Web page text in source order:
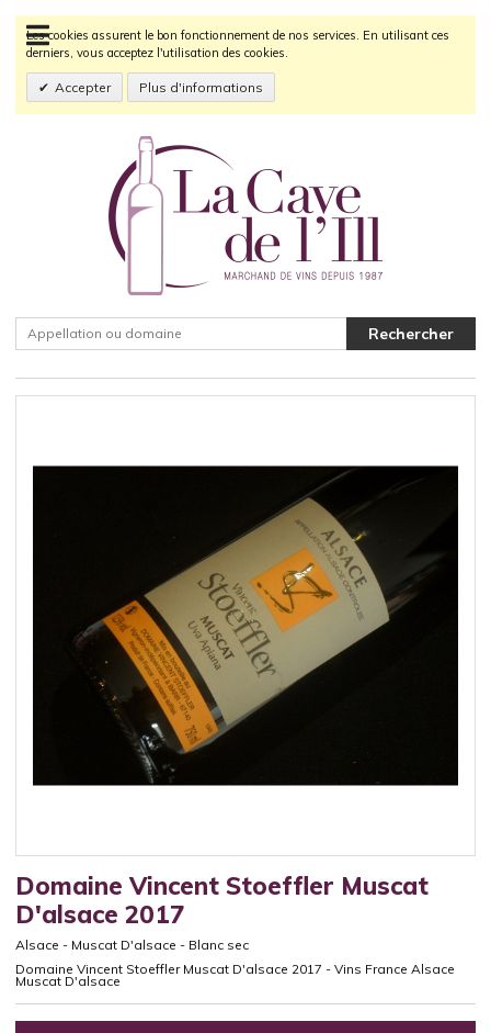
Les cookies assurent le bon fonctionnement de nos services. En utilisant ces
derniers, vous acceptez l'utilisation des cookies.
Accepter Plus d'informations
Domaine Vincent Stoeffler Muscat
D'alsace 2017
Alsace - Muscat D'alsace - Blanc sec
Domaine Vincent Stoeffler Muscat D'alsace 2017 - Vins France Alsace
Muscat D'alsace